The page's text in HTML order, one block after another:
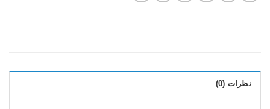
نظرات (0)